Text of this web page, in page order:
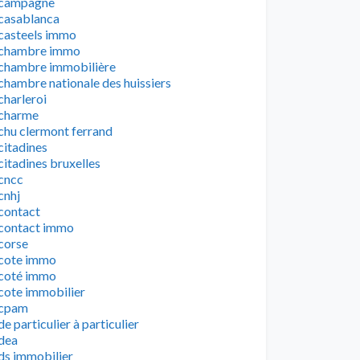
immo
immo
immobilière
nationale des huissiers
clermont ferrand
bruxelles
immo
immo
immo
immobilier
particulier à particulier
immobilier